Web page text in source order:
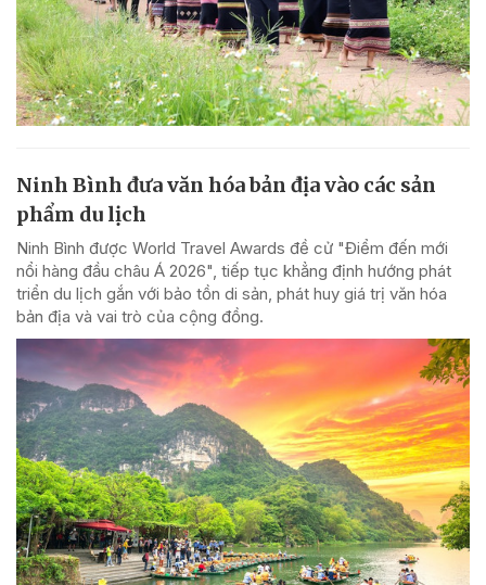
Ninh Bình đưa văn hóa bản địa vào các sản
phẩm du lịch
Ninh Bình được World Travel Awards đề cử "Điểm đến mới
nổi hàng đầu châu Á 2026", tiếp tục khẳng định hướng phát
triển du lịch gắn với bảo tồn di sản, phát huy giá trị văn hóa
bản địa và vai trò của cộng đồng.